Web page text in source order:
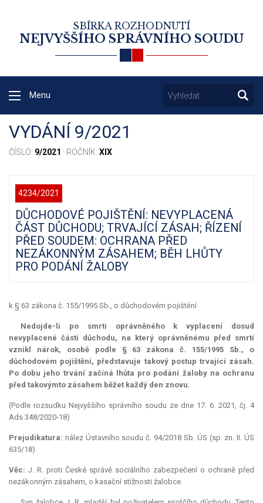
SBÍRKA ROZHODNUTÍ
NEJVYŠŠÍHO SPRÁVNÍHO SOUDU
Menu
VYDÁNÍ 9/2021
ČÍSLO: 9/2021 · ROČNÍK: XIX
4234/2021
DŮCHODOVÉ POJIŠTĚNÍ: NEVYPLACENÁ
ČÁST DŮCHODU; TRVAJÍCÍ ZÁSAH; ŘÍZENÍ
PŘED SOUDEM: OCHRANA PŘED
NEZÁKONNÝM ZÁSAHEM; BĚH LHŮTY
PRO PODÁNÍ ŽALOBY
k § 63 zákona č. 155/1995 Sb., o důchodovém pojištění
Nedojde-li po smrti oprávněného k vyplacení dosud
nevyplacené části důchodu, na který oprávněnému před smrtí
vznikl nárok, osobě podle § 63 zákona č. 155/1995 Sb., o
důchodovém pojištění, představuje takový postup trvající zásah.
Po dobu jeho trvání začíná lhůta pro podání žaloby na ochranu
před takovýmto zásahem běžet každý den znovu.
(Podle rozsudku Nejvyššího správního soudu ze dne 17. 6. 2021, čj. 4
Ads 348/2020-18)
Prejudikatura: nález Ústavního soudu č. 94/2018 Sb. ÚS (sp. zn. II. ÚS
635/18).
Věc: J. R. proti České správě sociálního zabezpečení o ochraně před
nezákonným zásahem, o kasační stížnosti žalobce.